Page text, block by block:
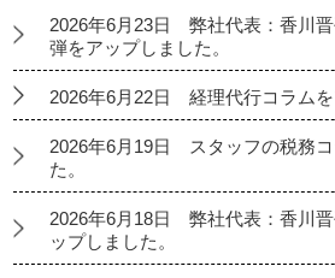
2026年6月23日 弊社代表：香川
弾をアップしました。
2026年6月22日 経理代行コラムを
2026年6月19日 スタッフの税務
た。
2026年6月18日 弊社代表：香川
ップしました。